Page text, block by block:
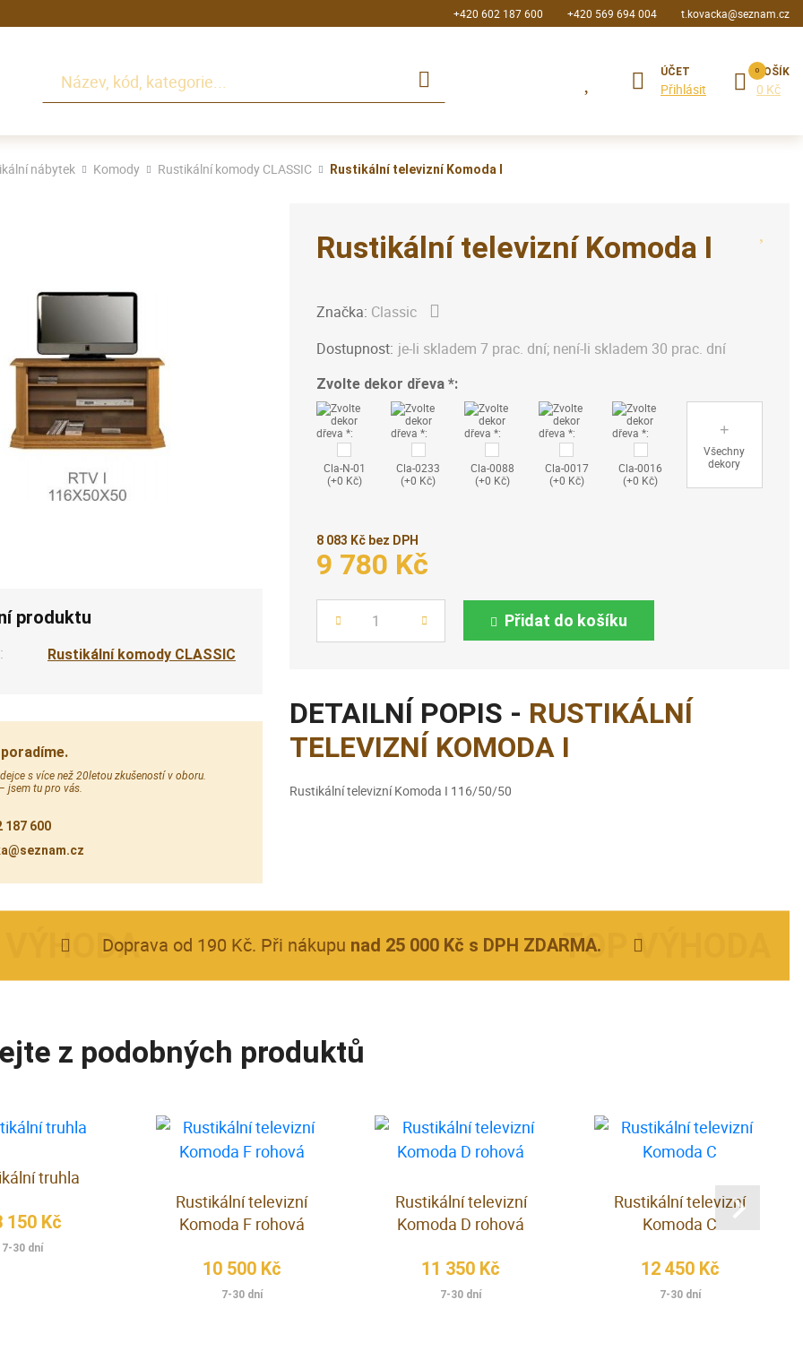
+420 602 187 600 +420 569 694 004 t.kovacka@seznam.cz
Hledat ÚČET
Přihlásit
KOŠÍK
0 Kč
nábytek Komody Rustikální komody CLASSIC Rustikální televizní Komoda I
produktu
Rustikální komody CLASSIC
s více než 20letou zkušeností v oboru.
jsem tu pro vás.
187 600
Rustikální televizní Komoda I
Značka: Classic
Dostupnost: je-li skladem 7 prac. dní; není-li skladem 30 prac. dní
Zvolte dekor dřeva *:
Cla-N-01
(+0 Kč)
Cla-0233
(+0 Kč)
Cla-0088
(+0 Kč)
Cla-0017
(+0 Kč)
Cla-0016
(+0 Kč)
Všechny
dekory
8 083 Kč bez DPH
9 780 Kč
Počet Přidat do košíku
DETAILNÍ POPIS - RUSTIKÁLNÍ
TELEVIZNÍ KOMODA I
Rustikální televizní Komoda I 116/50/50
Doprava od 190 Kč. Při nákupu nad 25 000 Kč s DPH ZDARMA.
z podobných produktů
truhla
150 Kč
7-30 dní
Rustikální televizní
Komoda F rohová
10 500 Kč
7-30 dní
Rustikální televizní
Komoda D rohová
11 350 Kč
7-30 dní
Rustikální televizní
Komoda C
12 450 Kč
7-30 dní